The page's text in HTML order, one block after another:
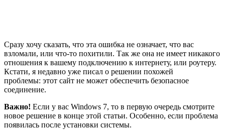
Сразу хочу сказать, что эта ошибка не означает, что вас
взломали, или что-то похитили. Так же она не имеет никакого
отношения к вашему подключению к интернету, или роутеру.
Кстати, я недавно уже писал о решении похожей
проблемы: этот сайт не может обеспечить безопасное
соединение.
Важно! Если у вас Windows 7, то в первую очередь смотрите
новое решение в конце этой статьи. Особенно, если проблема
появилась после установки системы.